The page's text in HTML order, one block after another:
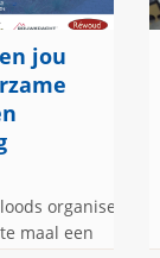
jou
organiseert
maal een